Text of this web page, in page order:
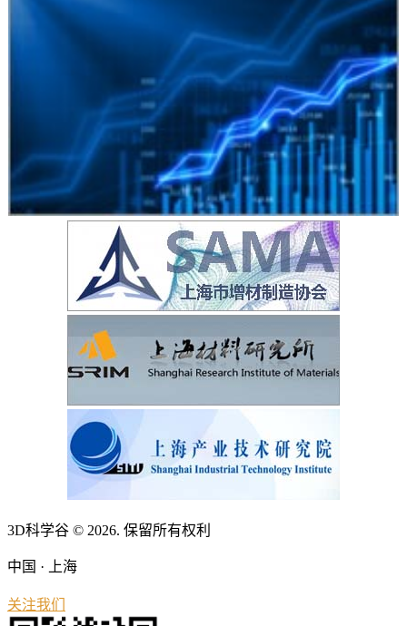
3D科学谷 © 2026. 保留所有权利
中国 · 上海
关注我们